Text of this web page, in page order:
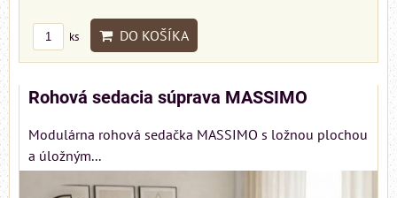
ks DO KOŠÍKA
Rohová sedacia súprava MASSIMO
Modulárna rohová sedačka MASSIMO s ložnou plochou
a úložným...